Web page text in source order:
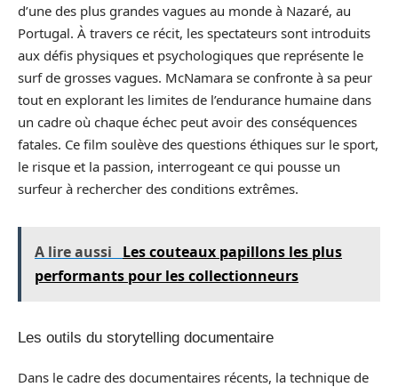
d’une des plus grandes vagues au monde à Nazaré, au
Portugal. À travers ce récit, les spectateurs sont introduits
aux défis physiques et psychologiques que représente le
surf de grosses vagues. McNamara se confronte à sa peur
tout en explorant les limites de l’endurance humaine dans
un cadre où chaque échec peut avoir des conséquences
fatales. Ce film soulève des questions éthiques sur le sport,
le risque et la passion, interrogeant ce qui pousse un
surfeur à rechercher des conditions extrêmes.
A lire aussi
Les couteaux papillons les plus
performants pour les collectionneurs
Les outils du storytelling documentaire
Dans le cadre des documentaires récents, la technique de